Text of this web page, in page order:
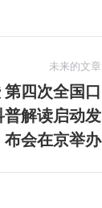
未来的文章
第四次全国口
解读启动发
布会在京举办